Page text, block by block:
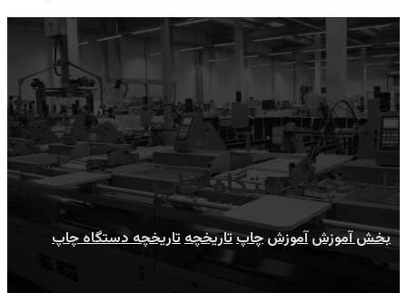
تاریخچه دستگاه چاپ
بخش آموزش آموزش چاپتاریخچهتاریخچه دستگاه چاپ